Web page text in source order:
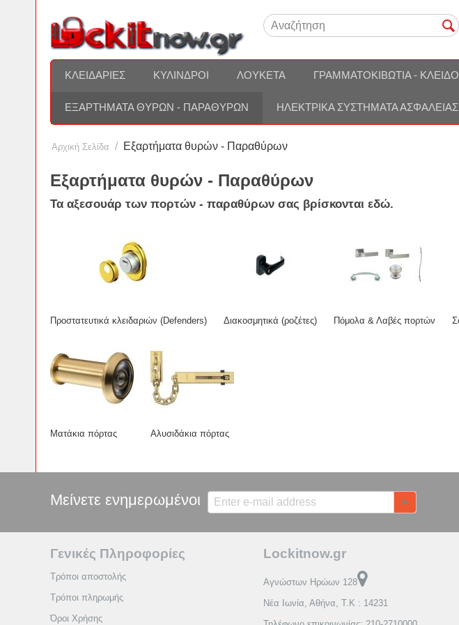
ΚΛΕΙΔΑΡΙΈΣ ΚΎΛΙΝΔΡΟΙ ΛΟΥΚΈΤΑ ΓΡΑΜΜΑΤΟΚΙΒΏΤΙΑ -
ΕΞΑΡΤΉΜΑΤΑ ΘΥΡΏΝ - ΠΑΡΑΘΎΡΩΝ ΗΛΕΚΤΡΙΚΆ ΣΥΣΤΉΜΑΤΑ ΑΣΦΑΛΕΊΑΣ
Αρχική Σελίδα / Εξαρτήματα θυρών - Παραθύρων
Εξαρτήματα θυρών - Παραθύρων
Τα αξεσουάρ των πορτών - παραθύρων σας βρίσκονται εδώ.
Προστατευτικά κλειδαριών (Defenders) Διακοσμητικά (ροζέτες) Πόμολα & Λαβές πορτών
Ματάκια πόρτας Αλυσιδάκια πόρτας
Μείνετε ενημερωμένοι
Γενικές Πληροφορίες
Τρόποι αποστολής
Τρόποι πληρωμής
Όροι Χρήσης
Lockitnow.gr
Αγνώστων Ηρώων 128
Νέα Ιωνία, Αθήνα, Τ.Κ : 14231